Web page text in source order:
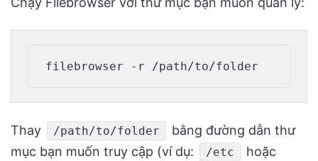
Thay /path/to/folder
bằng đường dẫn thư
mục bạn muốn truy cập (ví dụ:
/etc hoặc